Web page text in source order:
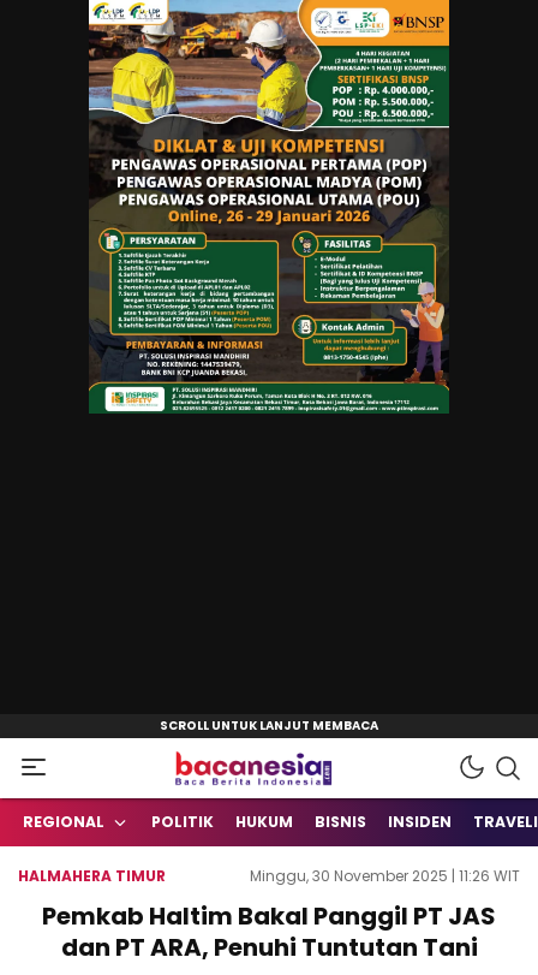
Bacanesia.com
Baca Berita Indonesia
REGIONAL POLITIK HUKUM BISNIS INSIDEN
HALMAHERA TIMUR Minggu, 30 November 2025 | 11:26 WIT
Pemkab Haltim Bakal Panggil PT JAS
dan PT ARA, Penuhi Tuntutan Tani